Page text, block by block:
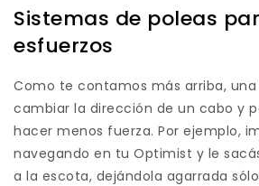
Sistemas de poleas
esfuerzos
Como te contamos más arriba, una
cambiar la dirección de un cabo y
hacer menos fuerza. Por ejemplo,
navegando en tu Optimist y le
a la escota, dejándola agarrada